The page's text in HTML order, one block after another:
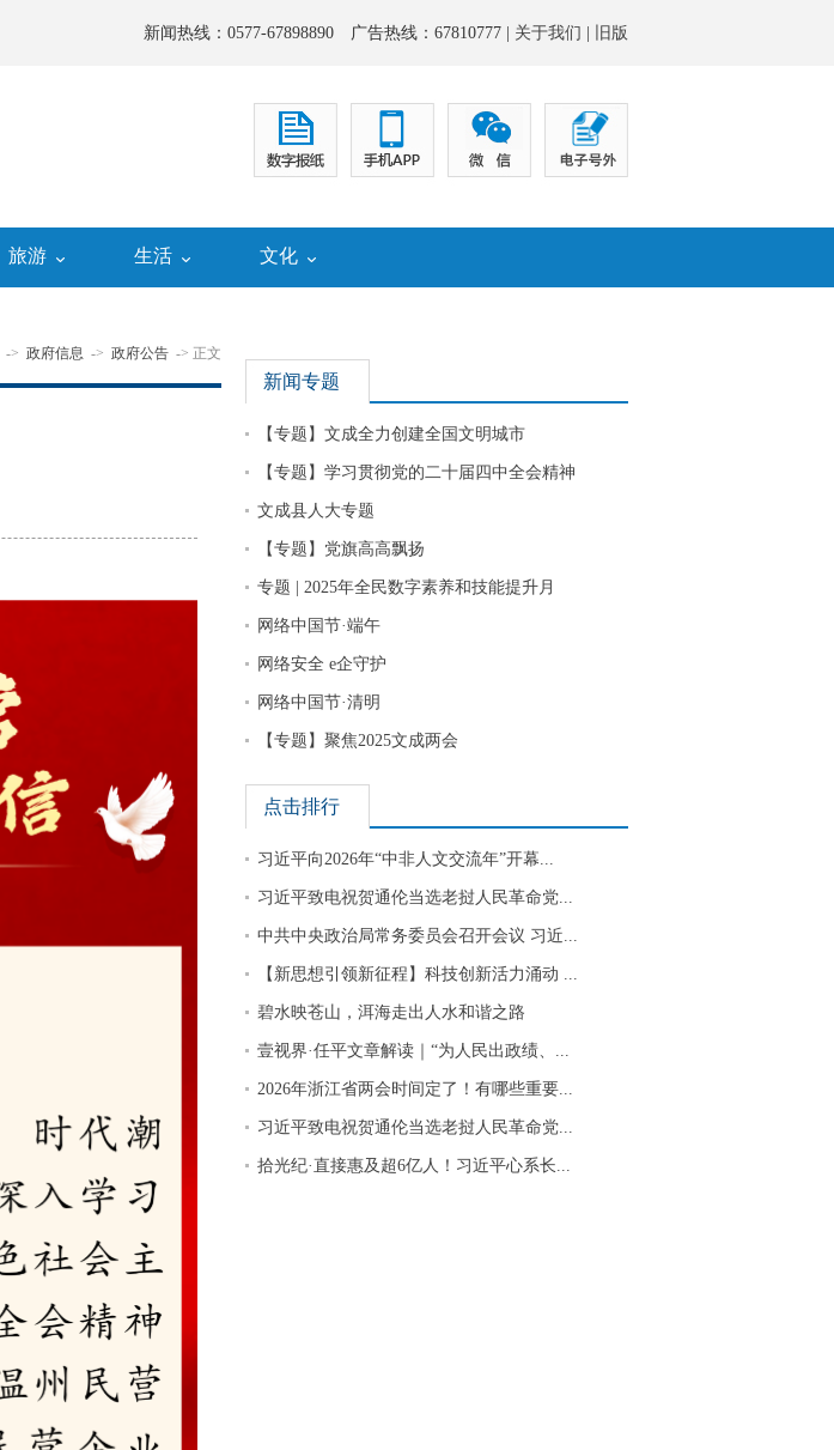
新闻热线：0577-67898890 广告热线：67810777 | 关于我们 旧版
旅游 生活 文化
-> 政府信息 -> 政府公告 -> 正文
新闻专题
【专题】文成全力创建全国文明城市
【专题】学习贯彻党的二十届四中全会精神
文成县人大专题
【专题】党旗高高飘扬
专题 | 2025年全民数字素养和技能提升月
网络中国节·端午
网络安全 e企守护
网络中国节·清明
【专题】聚焦2025文成两会
点击排行
习近平向2026年“中非人文交流年”开幕...
习近平致电祝贺通伦当选老挝人民革命党...
中共中央政治局常务委员会召开会议 习近...
【新思想引领新征程】科技创新活力涌动 ...
碧水映苍山，洱海走出人水和谐之路
壹视界·任平文章解读｜“为人民出政绩、...
2026年浙江省两会时间定了！有哪些重要...
习近平致电祝贺通伦当选老挝人民革命党...
拾光纪·直接惠及超6亿人！习近平心系长...